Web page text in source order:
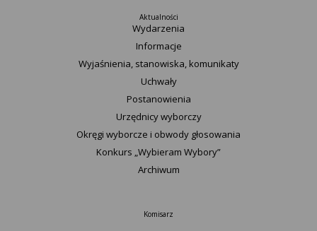
Aktualności
Wydarzenia
Informacje
Wyjaśnienia, stanowiska, komunikaty
Uchwały
Postanowienia
Urzędnicy wyborczy
Okręgi wyborcze i obwody głosowania
Konkurs „Wybieram Wybory”
Archiwum
Komisarz